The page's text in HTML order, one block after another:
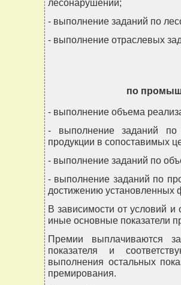
лесонарушений;
- выполнение заданий по
- выполнение отраслевых
по
- выполнение объема
- выполнение заданий по
продукции в сопоставимых
- выполнение заданий по
- выполнение заданий по
достижению установленных
В зависимости от условий и
иные основные показатели
Премии выплачиваются
показателя и
выполнения остальных
премирования.